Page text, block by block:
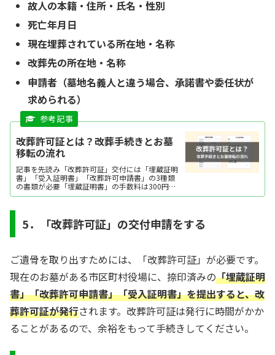
故人の本籍・住所・氏名・性別
死亡年月日
現在埋葬されている所在地・名称
改葬先の所在地・名称
申請者（墓地名義人と違う場合、承諾書や委任状が
求められる）
改葬許可証とは？改葬手続きとお墓
移転の流れ
記事を先読み「改葬許可証」交付には「埋蔵証明
書」「受入証明書」「改葬許可申請書」の3種類
の書類が必要「埋蔵証明書」の手数料は300円～
1,500円程度「改葬許可申請書」の手数料は1,000
5．「改葬許可証」の交付申請をする
ご遺骨を取り出すためには、「改葬許可証」が必要です。
現在のお墓がある市区町村役場に、捺印済みの「埋蔵証明
書」「改葬許可申請書」「受入証明書」を提出すると、改
葬許可証が発行されます。改葬許可証は発行に時間がかか
ることがあるので、余裕をもって手続きしてください。